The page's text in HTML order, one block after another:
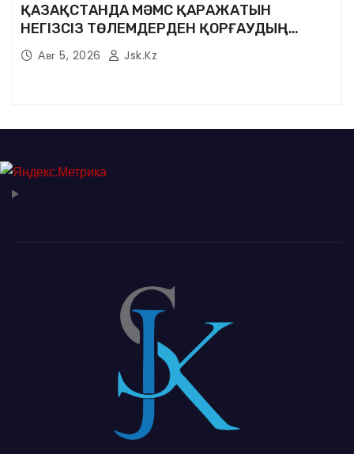
ҚАЗАҚСТАНДА МӘМС ҚАРАЖАТЫН
НЕГІЗСІЗ ТӨЛЕМДЕРДЕН ҚОРҒАУДЫҢ
ЖАҢА ЖҮЙЕСІ ҚҰРЫЛУДА
Авг 5, 2026 Jsk.kz